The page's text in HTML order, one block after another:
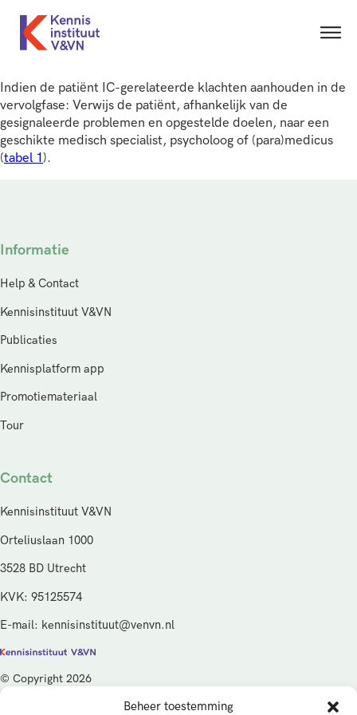
Beheer toestemming
Indien de patiënt IC-gerelateerde klachten aanhouden in de
vervolgfase: Verwijs de patiënt, afhankelijk van de
gesignaleerde problemen en opgestelde doelen, naar een
geschikte medisch specialist, psycholoog of (para)medicus
(tabel 1).
Informatie
Help & Contact
Kennisinstituut V&VN
Publicaties
Kennisplatform app
Promotiemateriaal
Tour
Contact
Kennisinstituut V&VN
Orteliuslaan 1000
3528 BD Utrecht
KVK: 95125574
E-mail: kennisinstituut@venvn.nl
© Copyright 2026